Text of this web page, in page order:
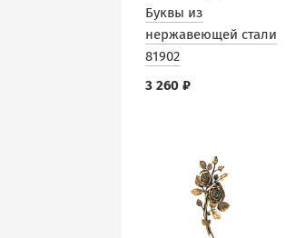
Буквы из
нержавеющей стали
81902
3 260 ₽